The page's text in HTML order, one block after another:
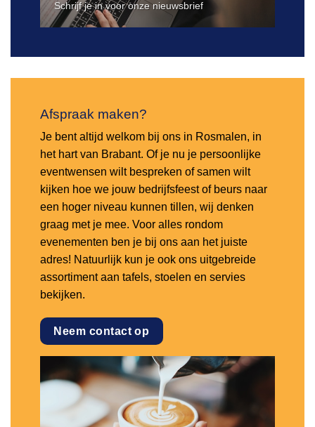
Schrijf je in voor onze nieuwsbrief
Afspraak maken?
Je bent altijd welkom bij ons in Rosmalen, in
het hart van Brabant. Of je nu je persoonlijke
eventwensen wilt bespreken of samen wilt
kijken hoe we jouw bedrijfsfeest of beurs naar
een hoger niveau kunnen tillen, wij denken
graag met je mee. Voor alles rondom
evenementen ben je bij ons aan het juiste
adres! Natuurlijk kun je ook ons uitgebreide
assortiment aan tafels, stoelen en servies
bekijken.
Neem contact op